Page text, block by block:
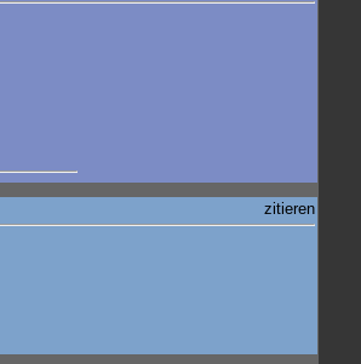
zitieren